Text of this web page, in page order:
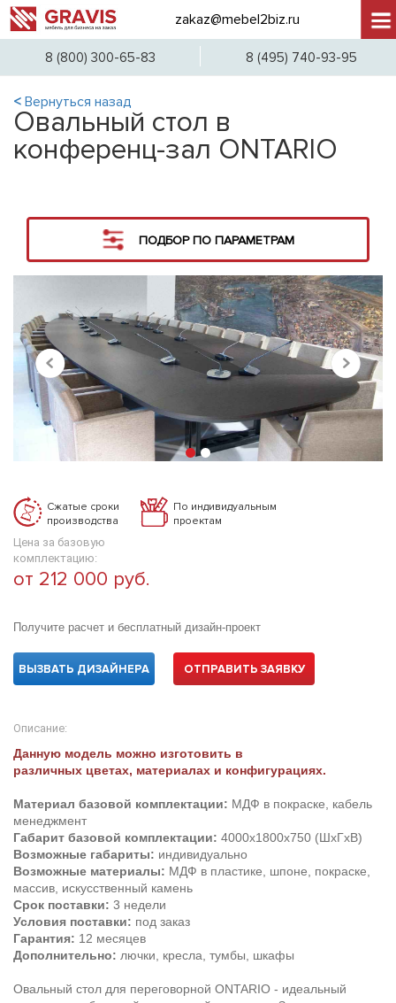
+7
zakaz@mebel2biz.ru
8 (800) 300-65-83 8 (495) 740-93-95
< Вернуться назад
Овальный стол в
конференц-зал ONTARIO
ПОДБОР ПО ПАРАМЕТРАМ
Сжатые сроки
производства
По индивидуальным
проектам
Цена за базовую
комплектацию:
от 212 000 руб.
Получите расчет и бесплатный дизайн-проект
ВЫЗВАТЬ ДИЗАЙНЕРА ОТПРАВИТЬ ЗАЯВКУ
Описание:
Данную модель можно изготовить в
различных цветах, материалах и конфигурациях.
Материал базовой комплектации: МДФ в покраске, кабель
менеджмент
Габарит базовой комплектации: 4000х1800х750 (ШхГхВ)
Возможные габариты: индивидуально
Возможные материалы: МДФ в пластике, шпоне, покраске,
массив, искусственный камень
Срок поставки: 3 недели
Условия поставки: под заказ
Гарантия: 12 месяцев
Дополнительно: лючки, кресла, тумбы, шкафы
Овальный стол для переговорной ONTARIO - идеальный